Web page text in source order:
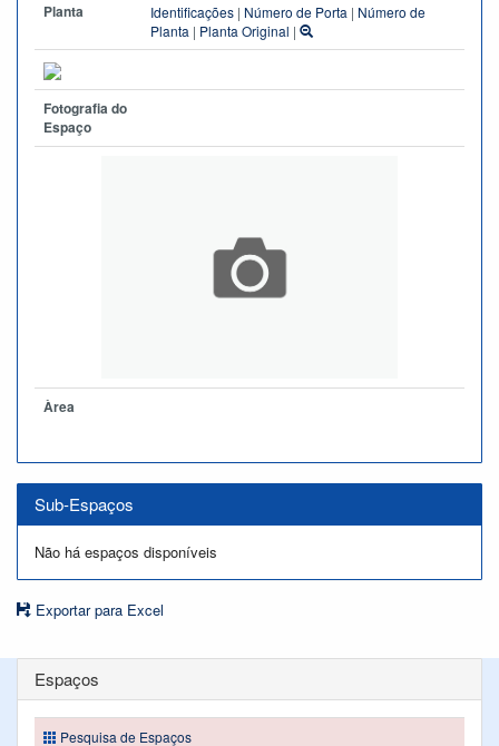
Planta
Identificações | Número de Porta | Número de
Planta | Planta Original |
Fotografia do
Espaço
Àrea
Sub-Espaços
Não há espaços disponíveis
Exportar para Excel
Espaços
Pesquisa de Espaços